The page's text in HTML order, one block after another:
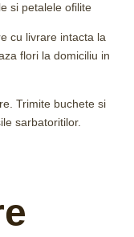
si petalele ofilite
cu livrare intacta la
flori la domiciliu in
Trimite buchete si
sarbatoritilor.